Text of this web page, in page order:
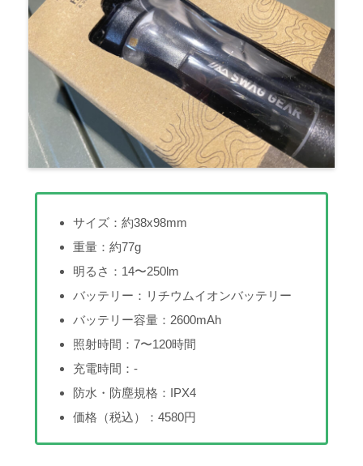
サイズ：約38x98mm
重量：約77g
明るさ：14〜250lm
バッテリー：リチウムイオンバッテリー
バッテリー容量：2600mAh
照射時間：7〜120時間
充電時間：-
防水・防塵規格：IPX4
価格（税込）：4580円